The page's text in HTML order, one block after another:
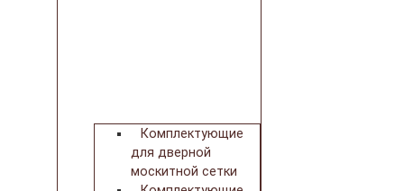
Комплектующие
для дверной
москитной сетки